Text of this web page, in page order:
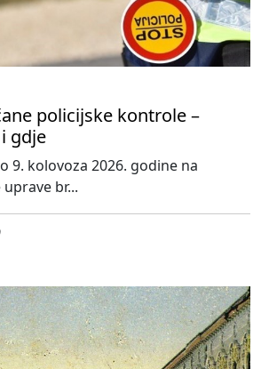
policijske kontrole –
gdje
9. kolovoza 2026. godine na
br...